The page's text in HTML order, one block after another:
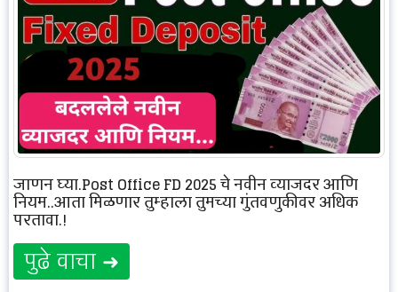
जाणून घ्या,Post Office FD 2025 चे नवीन व्याजदर आणि
नियम..आता मिळणार तुम्हाला तुमच्या गुंतवणुकीवर अधिक
परतावा.!
पुढे वाचा ➜